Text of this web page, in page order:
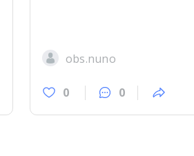
obs.nuno
0 0